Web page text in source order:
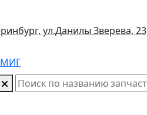
ул.Данилы Зверева, 23